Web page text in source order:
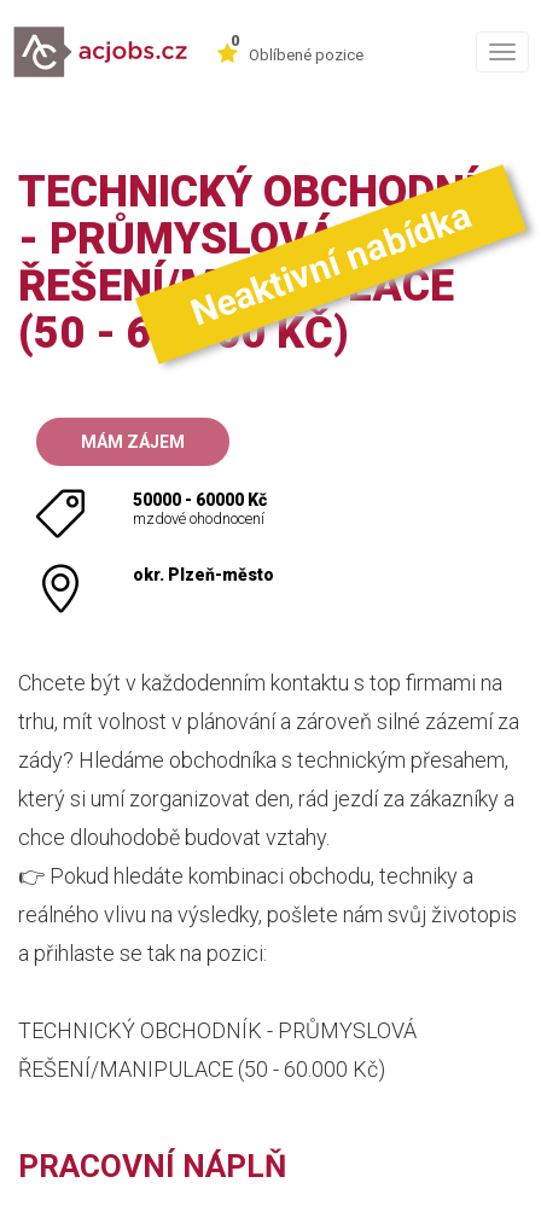
0
Oblíbené pozice
TECHNICKÝ OBCHODNÍK
- PRŮMYSLOVÁ
ŘEŠENÍ/MANIPULACE
(50 - 60.000 KČ)
Neaktivní nabídka
MÁM ZÁJEM
50000 - 60000 Kč
mzdové ohodnocení
okr. Plzeň-město
Chcete být v každodenním kontaktu s top firmami na
trhu, mít volnost v plánování a zároveň silné zázemí za
zády? Hledáme obchodníka s technickým přesahem,
který si umí zorganizovat den, rád jezdí za zákazníky a
chce dlouhodobě budovat vztahy.
👉 Pokud hledáte kombinaci obchodu, techniky a
reálného vlivu na výsledky, pošlete nám svůj životopis
a přihlaste se tak na pozici:
TECHNICKÝ OBCHODNÍK - PRŮMYSLOVÁ
ŘEŠENÍ/MANIPULACE (50 - 60.000 Kč)
PRACOVNÍ NÁPLŇ